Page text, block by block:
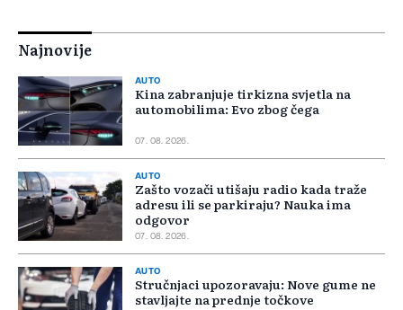
Najnovije
AUTO
Kina zabranjuje tirkizna svjetla na
automobilima: Evo zbog čega
07. 08. 2026.
AUTO
Zašto vozači utišaju radio kada traže
adresu ili se parkiraju? Nauka ima
odgovor
07. 08. 2026.
AUTO
Stručnjaci upozoravaju: Nove gume ne
stavljajte na prednje točkove